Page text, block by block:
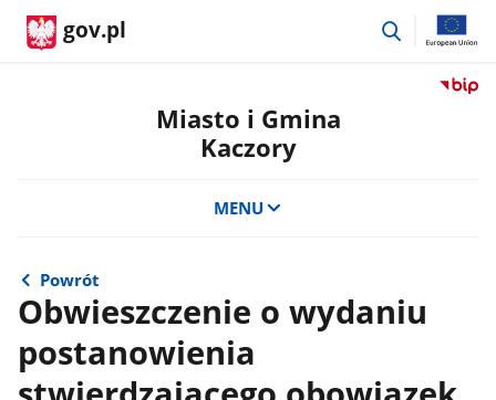
gov.pl
przejdź
Przejdź
Miasto i Gmina
Kaczory
MENU
Powrót
Obwieszczenie o wydaniu
postanowienia